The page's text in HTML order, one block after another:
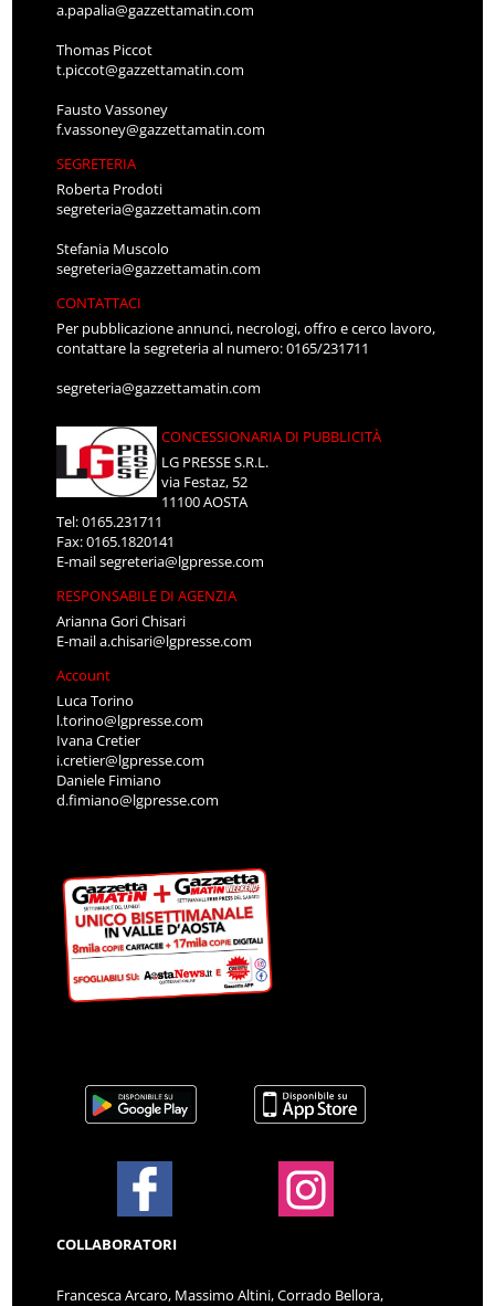
a.papalia@gazzettamatin.com
Thomas Piccot
t.piccot@gazzettamatin.com
Fausto Vassoney
f.vassoney@gazzettamatin.com
SEGRETERIA
Roberta Prodoti
segreteria@gazzettamatin.com
Stefania Muscolo
segreteria@gazzettamatin.com
CONTATTACI
Per pubblicazione annunci, necrologi, offro e cerco lavoro,
contattare la segreteria al numero: 0165/231711
segreteria@gazzettamatin.com
CONCESSIONARIA DI PUBBLICITÀ
LG PRESSE S.R.L.
via Festaz, 52
11100 AOSTA
Tel: 0165.231711
Fax: 0165.1820141
E-mailsegreteria@lgpresse.com
RESPONSABILE DI AGENZIA
Arianna Gori Chisari
E-maila.chisari@lgpresse.com
Account
Luca Torino
l.torino@lgpresse.com
Ivana Cretier
i.cretier@lgpresse.com
Daniele Fimiano
d.fimiano@lgpresse.com
COLLABORATORI
Francesca Arcaro, Massimo Altini, Corrado Bellora,